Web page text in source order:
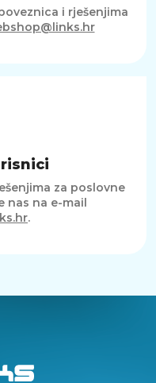
i rješenjima
za poslovne
nas na e-mail
.